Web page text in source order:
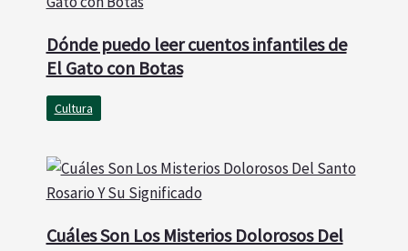
Dónde puedo leer cuentos infantiles de
El Gato con Botas
Cultura
Cuáles Son Los Misterios Dolorosos Del